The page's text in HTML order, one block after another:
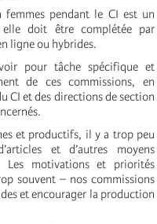
femmes pendant le CI est un
elle doit être complétée par
ligne ou hybrides.
pour tâche spécifique et
de ces commissions, en
CI et des directions de section
et productifs, il y a trop peu
et d’autres moyens
Les motivations et priorités
souvent – nos commissions
et encourager la production